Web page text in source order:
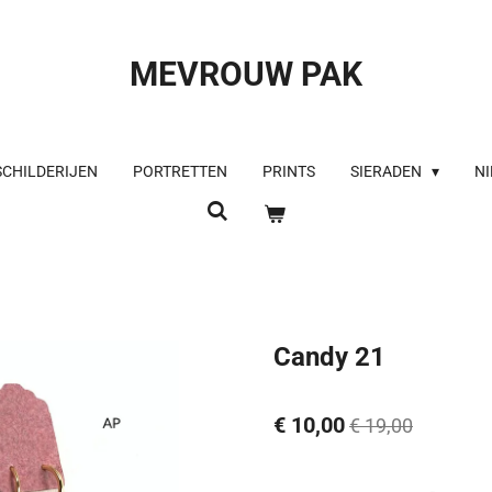
MEVROUW PAK
PORTRETTEN PRINTS SIERADEN
Candy 21
€ 10,00€ 19,00